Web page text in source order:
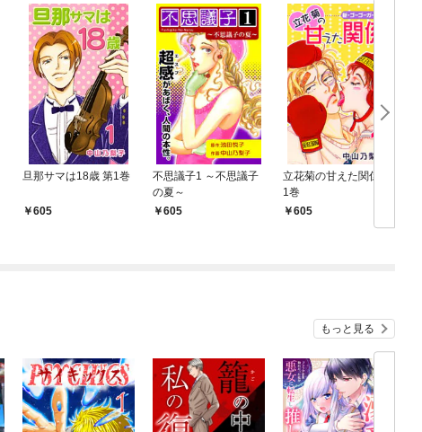
旦那サマは18歳 第1巻
605
不思議子1 ～不思議子
の夏～
605
立花菊の甘えた関係 第
1巻
605
もっと見る